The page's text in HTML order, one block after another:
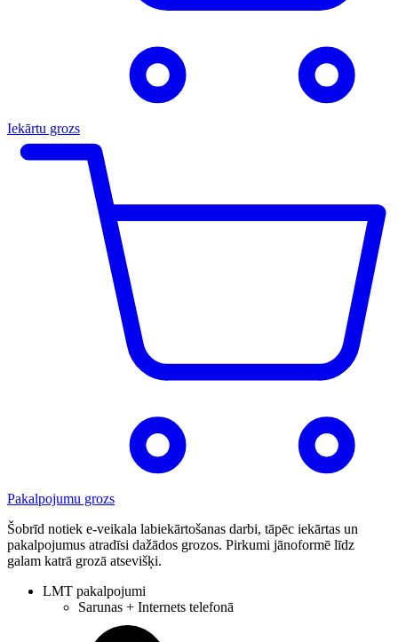
Iekārtu grozs
Pakalpojumu grozs
Šobrīd notiek e-veikala labiekārtošanas darbi, tāpēc iekārtas un
pakalpojumus atradīsi dažādos grozos. Pirkumi jānoformē līdz
galam katrā grozā atsevišķi.
LMT pakalpojumi
Sarunas + Internets telefonā